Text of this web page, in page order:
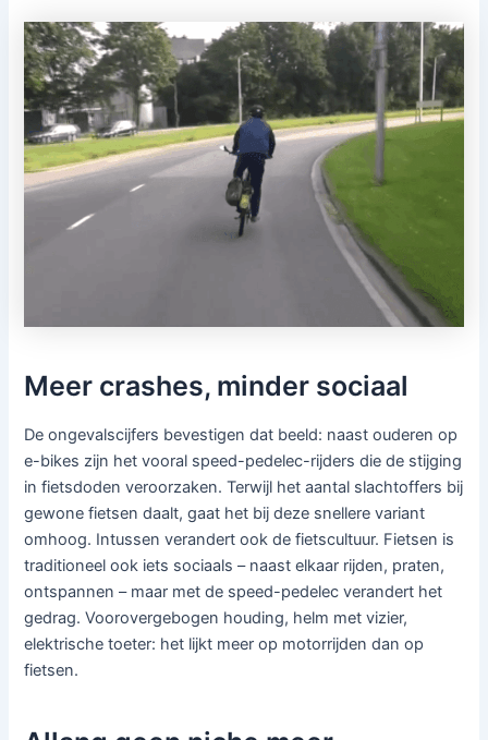
Meer crashes, minder sociaal
De ongevalscijfers bevestigen dat beeld: naast ouderen op
e-bikes zijn het vooral speed-pedelec-rijders die de stijging
in fietsdoden veroorzaken. Terwijl het aantal slachtoffers bij
gewone fietsen daalt, gaat het bij deze snellere variant
omhoog. Intussen verandert ook de fietscultuur. Fietsen is
traditioneel ook iets sociaals – naast elkaar rijden, praten,
ontspannen – maar met de speed-pedelec verandert het
gedrag. Voorovergebogen houding, helm met vizier,
elektrische toeter: het lijkt meer op motorrijden dan op
fietsen.